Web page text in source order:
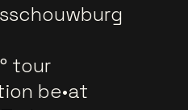
tour
be•at